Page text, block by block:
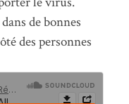
de bonnes
des personnes